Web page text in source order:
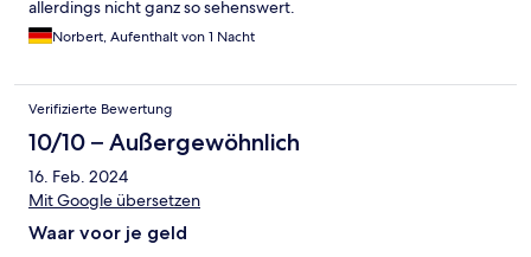
allerdings nicht ganz so sehenswert.
Norbert, Aufenthalt von 1 Nacht
Verifizierte Bewertung
10/10 – Außergewöhnlich
16. Feb. 2024
Mit Google übersetzen
Waar voor je geld